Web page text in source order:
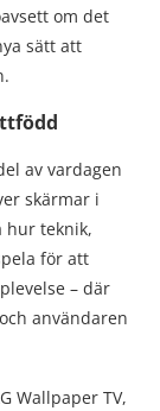
om det
sätt att
av vardagen
skärmar i
hur teknik,
för att
– där
användaren
Wallpaper TV,